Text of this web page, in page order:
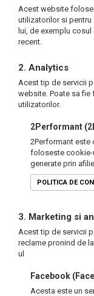
Acest website
utilizatorilor si pentru
lui, de exemplu
recent.
2. Analytics
Acest tip de servicii
website. Poate sa fie
utilizatorilor.
2Performant
2Performant este
foloseste cookie-
generate prin
POLITICA DE
3. Marketing si
Acest tip de servicii
reclame pronind de
ul
Facebook
Acesta este un